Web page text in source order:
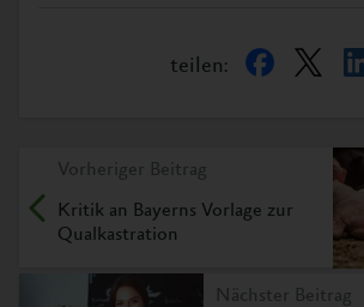
teilen:
Vorheriger Beitrag
Kritik an Bayerns Vorlage zur
Qualkastration
Nächster Beitrag